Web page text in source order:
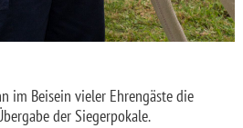
im Beisein vieler Ehrengäste die
der Siegerpokale.